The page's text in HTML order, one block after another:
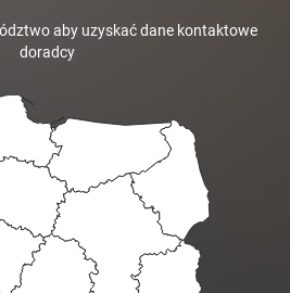
aby uzyskać dane kontaktowe
doradcy